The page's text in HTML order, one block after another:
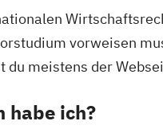
vorweisen
meistens der
habe ich?